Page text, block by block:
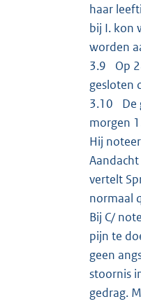
haar
bij I. kon
worden
3.9 Op
gesloten
3.10 De
morgen
Hij
vertelt
normaal
Bij C/
pijn te
geen
stoornis
gedrag.